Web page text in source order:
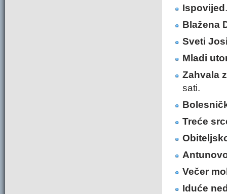
Ispovijed
Blažena
Sveti
Mladi
Zahvala
sati.
Treće
Večer
Iduće